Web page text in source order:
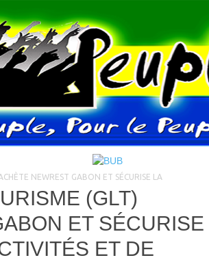
NEWREST GABON ET SÉCURISE LA
(GLT)
ET SÉCURISE
ET DE